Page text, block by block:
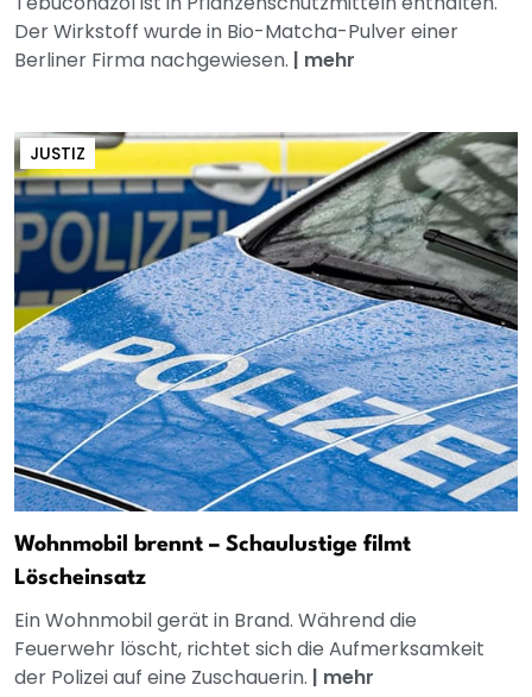
Der Wirkstoff wurde in Bio-Matcha-Pulver einer
Berliner Firma nachgewiesen. | mehr
JUSTIZ
Wohnmobil brennt – Schaulustige filmt
Löscheinsatz
Ein Wohnmobil gerät in Brand. Während die
Feuerwehr löscht, richtet sich die Aufmerksamkeit
der Polizei auf eine Zuschauerin. | mehr